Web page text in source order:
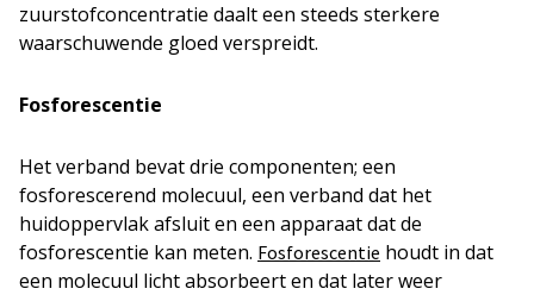
zuurstofconcentratie daalt een steeds sterkere
waarschuwende gloed verspreidt.
Fosforescentie
Het verband bevat drie componenten; een
fosforescerend molecuul, een verband dat het
huidoppervlak afsluit en een apparaat dat de
fosforescentie kan meten. Fosforescentie houdt in dat
een molecuul licht absorbeert en dat later weer